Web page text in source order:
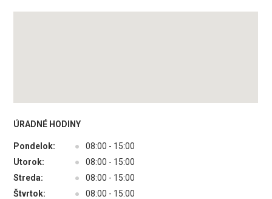
ÚRADNÉ HODINY
Pondelok: ●
08:00 - 15:00
Utorok:
●
08:00 - 15:00
Streda:
●
08:00 - 15:00
Štvrtok:
●
08:00 - 15:00